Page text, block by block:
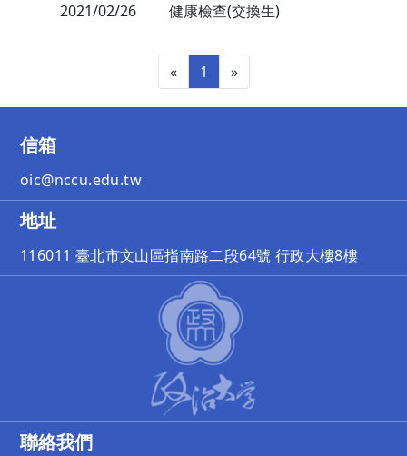
2021/02/26 健康檢查(交換生)
« 1 »
信箱
oic@nccu.edu.tw
地址
116011 臺北市文山區指南路二段64號 行政大樓8樓
聯絡我們